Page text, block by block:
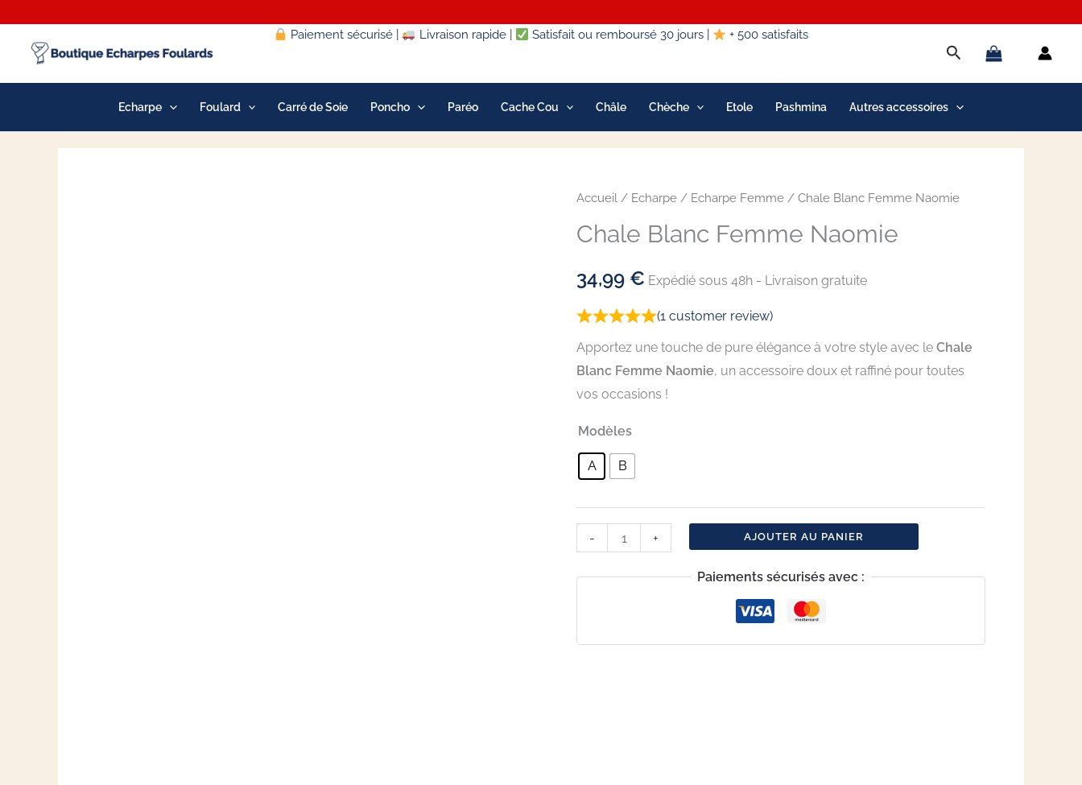
contenu
Paiement sécurisé | Livraison rapide | Satisfait ou remboursé 30 jours | + 500 satisfaits
Rechercher
Echarpe Foulard Carré de Soie Poncho Paréo Cache Cou Châle Chèche Etole Pashmina Autres accessoires
Accueil / Echarpe / Echarpe Femme / Chale Blanc Femme Naomie
Chale Blanc Femme Naomie
34,99 € Expédié sous 48h - Livraison gratuite
(1 customer review)
Apportez une touche de pure élégance à votre style avec leChale
Blanc Femme Naomie, un accessoire doux et raffiné pour toutes
vos occasions !
Modèles
A B
-
quantité
Chale
Femme
Naomie
+ AJOUTER AU PANIER
Paiements sécurisés avec :